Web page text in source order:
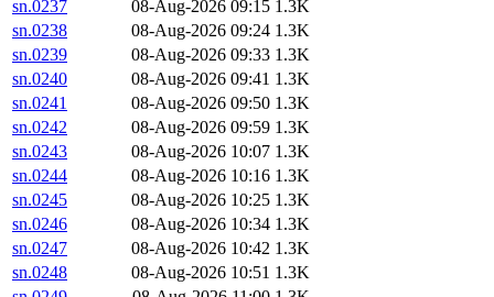
sn.0237
08-Aug-2026 09:15 1.3K
sn.0238
08-Aug-2026 09:24 1.3K
sn.0239
08-Aug-2026 09:33 1.3K
sn.0240
08-Aug-2026 09:41 1.3K
sn.0241
08-Aug-2026 09:50 1.3K
sn.0242
08-Aug-2026 09:59 1.3K
sn.0243
08-Aug-2026 10:07 1.3K
sn.0244
08-Aug-2026 10:16 1.3K
sn.0245
08-Aug-2026 10:25 1.3K
sn.0246
08-Aug-2026 10:34 1.3K
sn.0247
08-Aug-2026 10:42 1.3K
sn.0248
08-Aug-2026 10:51 1.3K